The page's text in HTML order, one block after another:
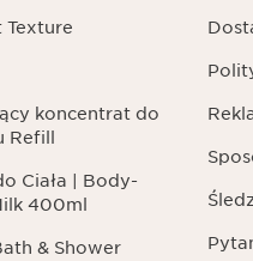
Texture
koncentrat do
Ciała | Body-
400ml
& Shower